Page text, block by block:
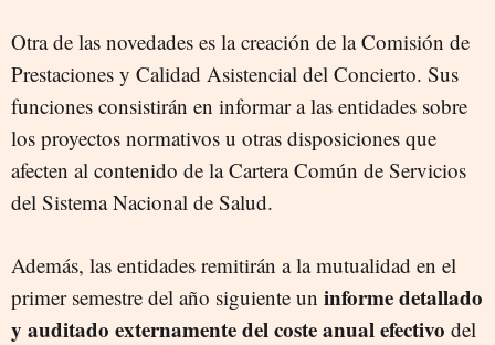
Otra de las novedades es la creación de la Comisión de
Prestaciones y Calidad Asistencial del Concierto. Sus
funciones consistirán en informar a las entidades sobre
los proyectos normativos u otras disposiciones que
afecten al contenido de la Cartera Común de Servicios
del Sistema Nacional de Salud.
Además, las entidades remitirán a la mutualidad en el
primer semestre del año siguiente un informe detallado
y auditado externamente del coste anual efectivo del